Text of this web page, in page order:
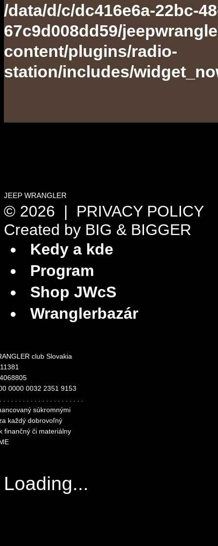
/data/d/c/dc416e6a-22bc-
67c9d008dd59/
content/plugins/radio-
station/includes/
JEEP WRANGLER
© 2026 | PRIVACY POLICY
Created by BIG & BIGGER
Kedy a kde
Program
Shop JWcS
Wranglerbazár
club Slovakia
0000 0032 2351 9153
súkromnými
každý dobrovoľný
finančný či materiálny
Loading...